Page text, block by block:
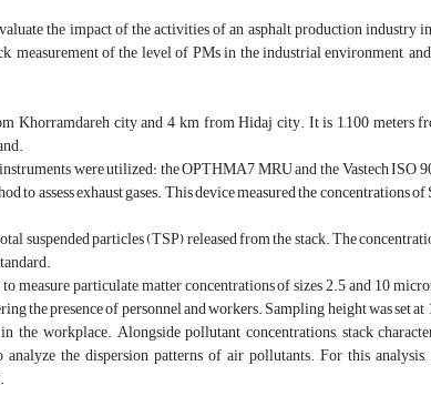
the impact of the activities of an asphalt production industry
measurement of the level of PMs in the industrial environment,
Khorramdareh city and 4 km from Hidaj city. It is 1,100 meters
were utilized: the OPTHMA7 MRU and the Vastech
to assess exhaust gases. This device measured the concentrations
suspended particles (TSP) released from the stack. The
measure particulate matter concentrations of sizes 2.5 and 10
the presence of personnel and workers. Sampling height was set
the workplace. Alongside pollutant concentrations, stack
the dispersion patterns of air pollutants. For this